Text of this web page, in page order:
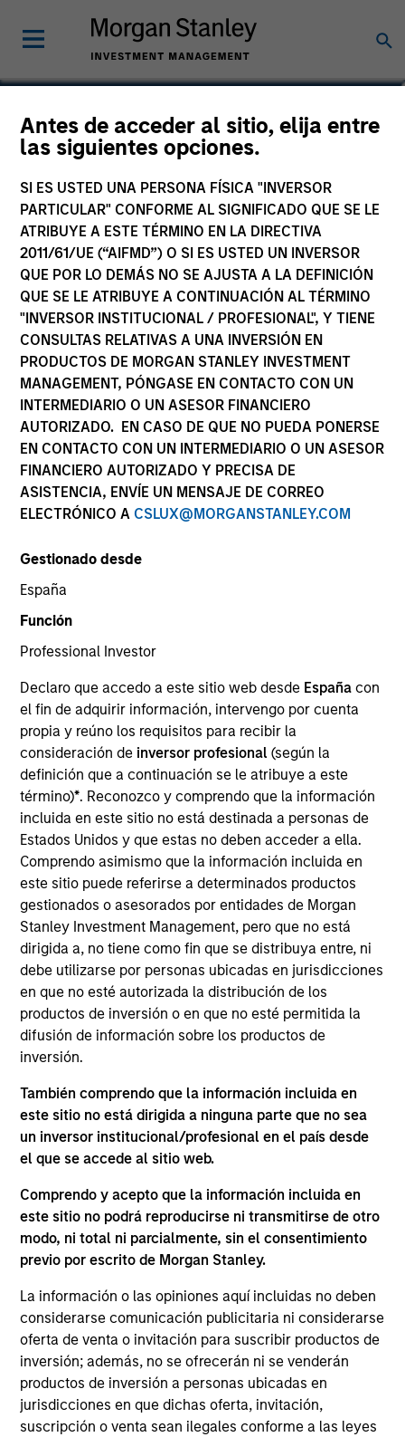
Antes de acceder al sitio, elija entre
las siguientes opciones.
SI ES USTED UNA PERSONA FÍSICA "INVERSOR
PARTICULAR" CONFORME AL SIGNIFICADO QUE SE LE
ATRIBUYE A ESTE TÉRMINO EN LA DIRECTIVA
2011/61/UE (“AIFMD”) O SI ES USTED UN INVERSOR
QUE POR LO DEMÁS NO SE AJUSTA A LA DEFINICIÓN
QUE SE LE ATRIBUYE A CONTINUACIÓN AL TÉRMINO
"INVERSOR INSTITUCIONAL / PROFESIONAL", Y TIENE
CONSULTAS RELATIVAS A UNA INVERSIÓN EN
PRODUCTOS DE MORGAN STANLEY INVESTMENT
MANAGEMENT, PÓNGASE EN CONTACTO CON UN
INTERMEDIARIO O UN ASESOR FINANCIERO
AUTORIZADO. EN CASO DE QUE NO PUEDA PONERSE
EN CONTACTO CON UN INTERMEDIARIO O UN ASESOR
FINANCIERO AUTORIZADO Y PRECISA DE
ASISTENCIA, ENVÍE UN MENSAJE DE CORREO
ELECTRÓNICO A CSLUX@MORGANSTANLEY.COM
Gestionado desde
España
Función
Professional Investor
Declaro que accedo a este sitio web desde España con
el fin de adquirir información, intervengo por cuenta
propia y reúno los requisitos para recibir la
consideración de inversor profesional(según la
definición que a continuación se le atribuye a este
término)*. Reconozco y comprendo que la información
incluida en este sitio no está destinada a personas de
Estados Unidos y que estas no deben acceder a ella.
Comprendo asimismo que la información incluida en
este sitio puede referirse a determinados productos
gestionados o asesorados por entidades de Morgan
Stanley Investment Management, pero que no está
dirigida a, no tiene como fin que se distribuya entre, ni
debe utilizarse por personas ubicadas en jurisdicciones
en que no esté autorizada la distribución de los
productos de inversión o en que no esté permitida la
difusión de información sobre los productos de
inversión.
También comprendo que la información incluida en
este sitio no está dirigida a ninguna parte que no sea
un inversor institucional/profesional en el país desde
el que se accede al sitio web.
Comprendo y acepto que la información incluida en
este sitio no podrá reproducirse ni transmitirse de otro
modo, ni total ni parcialmente, sin el consentimiento
previo por escrito de Morgan Stanley.
La información o las opiniones aquí incluidas no deben
considerarse comunicación publicitaria ni considerarse
oferta de venta o invitación para suscribir productos de
inversión; además, no se ofrecerán ni se venderán
productos de inversión a personas ubicadas en
jurisdicciones en que dichas oferta, invitación,
suscripción o venta sean ilegales conforme a las leyes
Global Quality Fund
Comunicación comercial
Comentario
Key Investor Information
(KID)
Documentación
Descripción general
Objetivo de la inversión
Revalorización a largo plazo de su inversión.
Enfoque de inversión
El equipo de inversión considera que las
compañías de alta calidad que se asientan sobre
posiciones de mercado dominantes y que cuentan
con el respaldo de activos intangibles sólidos
pueden generar rentabilidades atractivas a largo
plazo. El análisis de cuestiones ESG y una
implicación activa a cargo de los gestores de
carteras son partes fundamentales del proceso de
inversión.
El valor de las inversiones y de las rentas
derivadas de ellas fluctuará, por lo que no existe
garantía de que el fondo vaya a alcanzar sus
objetivos de inversión.
Datos del fondo
Precio y rentabilidad
La rentabilidad pasada no es un indicador fiable